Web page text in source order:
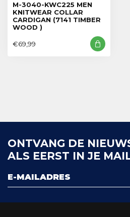
M-3040-KWC225 MEN
KNITWEAR COLLAR
CARDIGAN (7141 TIMBER
WOOD )
€69,99
ONTVANG DE
ALS EERST IN JE